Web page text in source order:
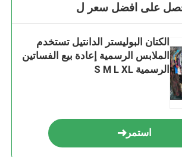
على افضل سعر ل
الكتان البوليستر الدانتيل تستخدم
الملابس الرسمية إعادة بيع الفساتين
الرسمية S M L XL
استمر